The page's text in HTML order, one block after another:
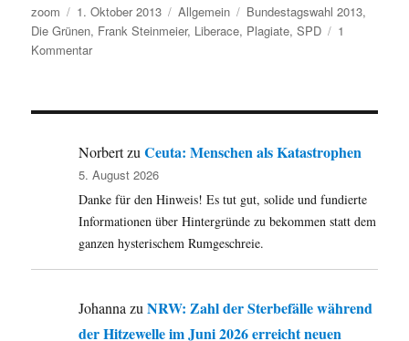
Autor
zoom
Veröffentlicht
am
1. Oktober 2013 Kategorien
Allgemein Schlagwörter
Bundestagswahl 2013,
Die Grünen, Frank Steinmeier, Liberace, Plagiate,SPD
1
Kommentarzu
Von
Steinmeier
über
die
Katharsis
der
Faktor
zu
NorbertzuCeuta: Menschen als Katastrophen
5. August 2026
Danke für den Hinweis! Es tut gut, solide und fundierte
Informationen über Hintergründe zu bekommen statt dem
ganzen hysterischem Rumgeschreie.
Johanna zuNRW: Zahl der Sterbefälle während
der Hitzewelle im Juni 2026 erreicht neuen